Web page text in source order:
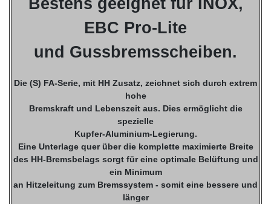
EBC Pro-Lite
und Gussbremsscheiben.
Die (S) FA-Serie, mit HH Zusatz, zeichnet sich durch extrem
hohe
Bremskraft und Lebenszeit aus. Dies ermöglicht die
spezielle
Kupfer-Aluminium-Legierung.
Eine Unterlage quer über die komplette maximierte Breite
des HH-Bremsbelags sorgt für eine optimale Belüftung und
ein Minimum
an Hitzeleitung zum Bremssystem - somit eine bessere und
länger